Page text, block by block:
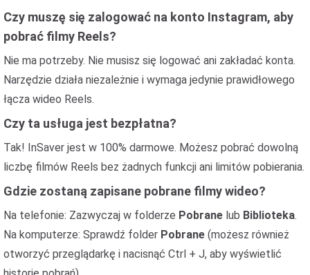
Czy muszę się zalogować na konto Instagram, aby
pobrać filmy Reels?
Nie ma potrzeby. Nie musisz się logować ani zakładać konta.
Narzędzie działa niezależnie i wymaga jedynie prawidłowego
łącza wideo Reels.
Czy ta usługa jest bezpłatna?
Tak! InSaver jest w 100% darmowe. Możesz pobrać dowolną
liczbę filmów Reels bez żadnych funkcji ani limitów pobierania.
Gdzie zostaną zapisane pobrane filmy wideo?
Na telefonie: Zazwyczaj w folderze Pobrane lub Biblioteka.
Na komputerze: Sprawdź folder Pobrane (możesz również
otworzyć przeglądarkę i nacisnąć Ctrl + J, aby wyświetlić